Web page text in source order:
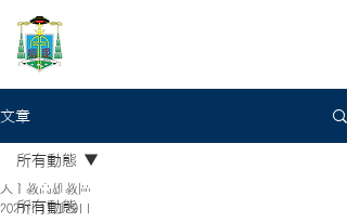
文章
所有動態
所有動態
天主教高雄教區
2021年11月29日